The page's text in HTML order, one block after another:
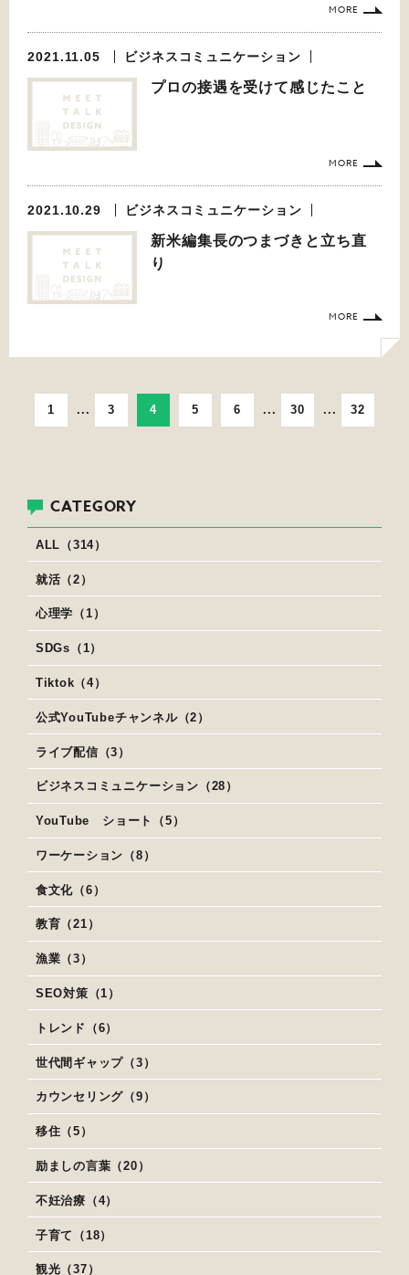
MORE
2021.11.05 ビジネスコミュニケーション
プロの接遇を受けて感じたこと
MORE
2021.10.29 ビジネスコミュニケーション
新米編集長のつまづきと立ち直
り
MORE
1 ... 3 4 5 6 ... 30 ... 32
CATEGORY
ALL（314）
就活（2）
心理学（1）
SDGs（1）
Tiktok（4）
公式YouTubeチャンネル（2）
ライブ配信（3）
ビジネスコミュニケーション（28）
YouTube ショート（5）
ワーケーション（8）
食文化（6）
教育（21）
漁業（3）
SEO対策（1）
トレンド（6）
世代間ギャップ（3）
カウンセリング（9）
移住（5）
励ましの言葉（20）
不妊治療（4）
子育て（18）
観光（37）